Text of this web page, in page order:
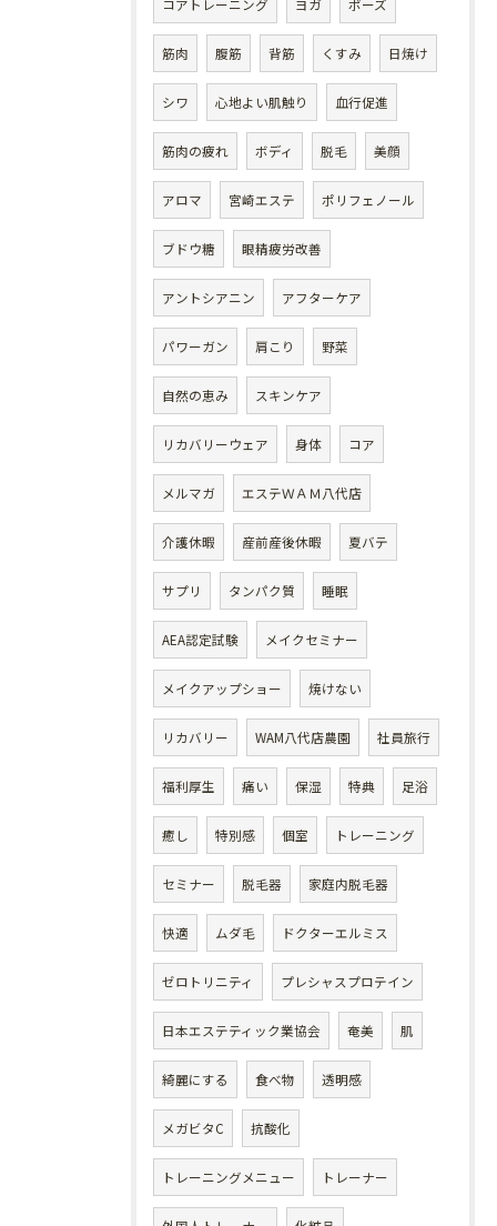
コアトレーニング ヨガ ポーズ
筋肉 腹筋 背筋 くすみ 日焼け
シワ 心地よい肌触り 血行促進
筋肉の疲れ ボディ 脱毛 美顔
アロマ 宮崎エステ ポリフェノール
ブドウ糖 眼精疲労改善
アントシアニン アフターケア
パワーガン 肩こり 野菜
自然の恵み スキンケア
リカバリーウェア 身体 コア
メルマガ エステＷＡＭ八代店
介護休暇 産前産後休暇 夏バテ
サプリ タンパク質 睡眠
AEA認定試験 メイクセミナー
メイクアップショー 焼けない
リカバリー WAM八代店農園 社員旅行
福利厚生 痛い 保湿 特典 足浴
癒し 特別感 個室 トレーニング
セミナー 脱毛器 家庭内脱毛器
快適 ムダ毛 ドクターエルミス
ゼロトリニティ プレシャスプロテイン
日本エステティック業協会 奄美 肌
綺麗にする 食べ物 透明感
メガビタC 抗酸化
トレーニングメニュー トレーナー